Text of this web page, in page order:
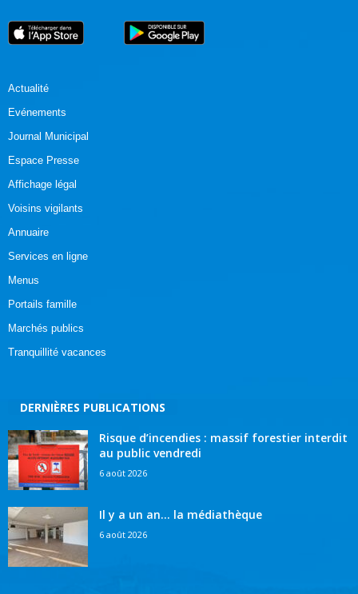
Actualité
Evénements
Journal Municipal
Espace Presse
Affichage légal
Voisins vigilants
Annuaire
Services en ligne
Menus
Portails famille
Marchés publics
Tranquillité vacances
DERNIÈRES PUBLICATIONS
Risque d’incendies : massif forestier interdit
au public vendredi
6 août 2026
Il y a un an… la médiathèque
6 août 2026